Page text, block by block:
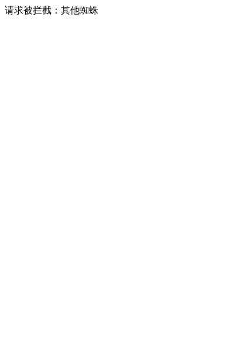
请求被拦截：其他蜘蛛